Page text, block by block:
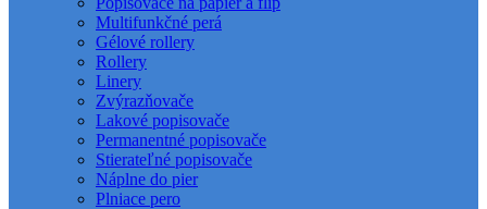
Multifunkčné perá
Gélové rollery
Rollery
Linery
Zvýrazňovače
Lakové popisovače
Permanentné popisovače
Stierateľné popisovače
Náplne do pier
Plniace pero